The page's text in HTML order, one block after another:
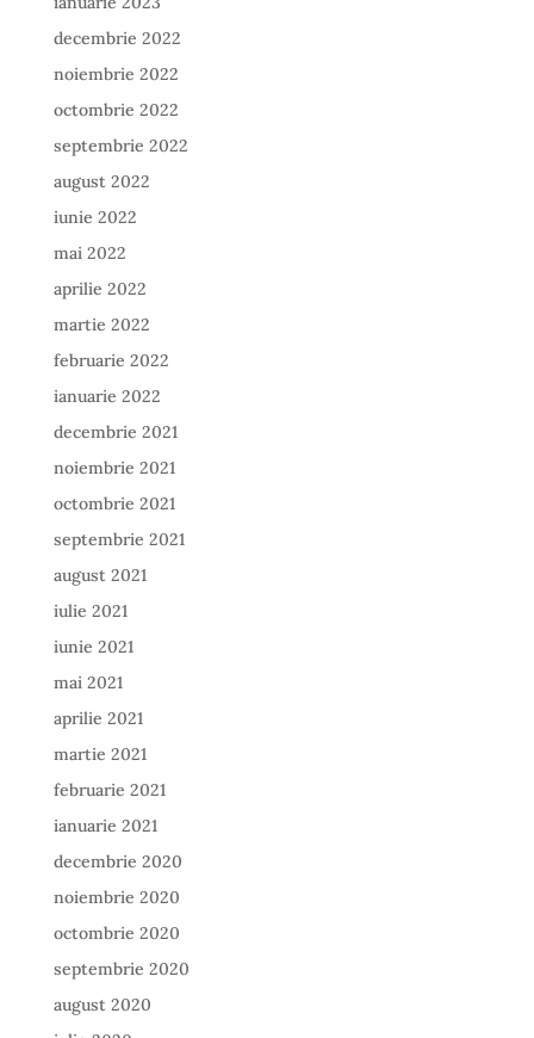
decembrie 2022
noiembrie 2022
octombrie 2022
septembrie 2022
august 2022
iunie 2022
mai 2022
aprilie 2022
martie 2022
februarie 2022
ianuarie 2022
decembrie 2021
noiembrie 2021
octombrie 2021
septembrie 2021
august 2021
iulie 2021
iunie 2021
mai 2021
aprilie 2021
martie 2021
februarie 2021
ianuarie 2021
decembrie 2020
noiembrie 2020
octombrie 2020
septembrie 2020
august 2020